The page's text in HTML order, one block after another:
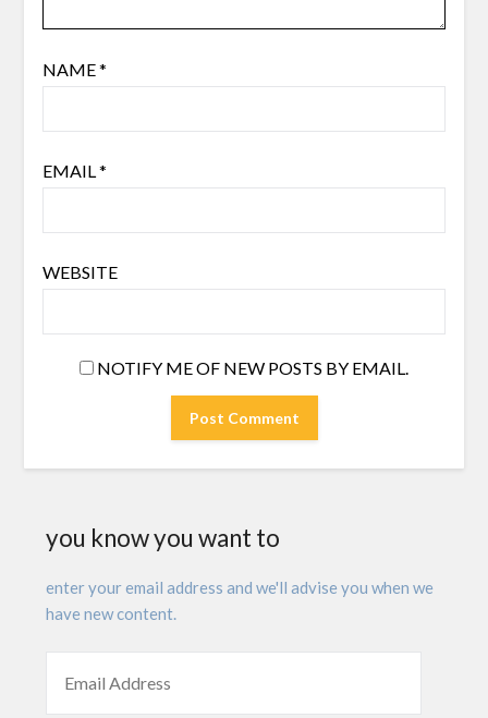
NAME*
EMAIL *
WEBSITE
NOTIFY ME OF NEW POSTS BY EMAIL.
you know you want to
enter your email address and we'll advise you when we
have new content.